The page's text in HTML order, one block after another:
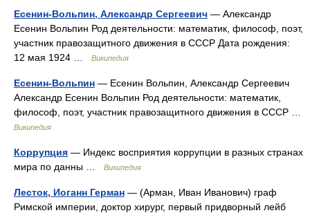
Есенин-Вольпин, Александр Сергеевич — Александр
Есенин Вольпин Род деятельности: математик, философ, поэт,
участник правозащитного движения в СССР Дата рождения:
12 мая 1924 …
Википедия
Есенин-Вольпин — Есенин Вольпин, Александр Сергеевич
Александр Есенин Вольпин Род деятельности: математик,
философ, поэт, участник правозащитного движения в СССР …
Википедия
Коррупция — Индекс восприятия коррупции в разных странах
мира по данны …
Википедия
Лесток, Иоганн Герман — (Арман, Иван Иванович) граф
Римской империи, доктор хирург, первый придворный лейб